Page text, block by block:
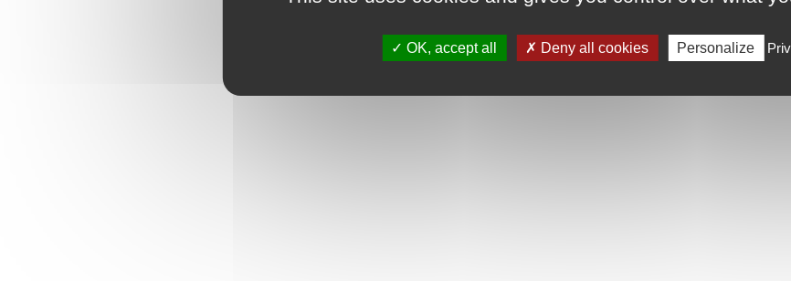
OK, accept all Deny all cookies Personalize